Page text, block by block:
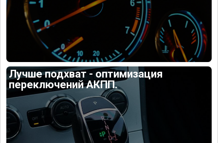
Лучше подхват - оптимизация
переключений АКПП.